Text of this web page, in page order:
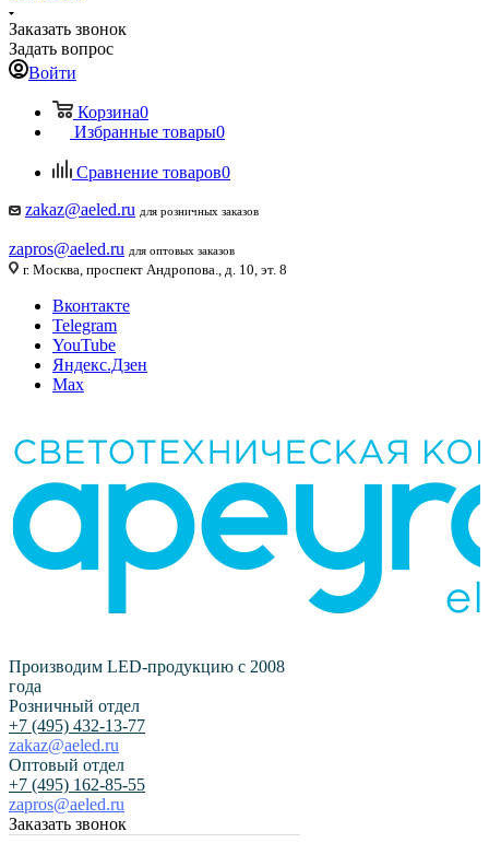
Заказать звонок
Задать вопрос
Войти
Корзина0
Избранные товары0
Сравнение товаров0
zakaz@aeled.ru для розничных заказов
zapros@aeled.ru для оптовых заказов
г. Москва, проспект Андропова., д. 10, эт. 8
Вконтакте
Telegram
YouTube
Яндекс.Дзен
Max
Производим LED-продукцию с 2008
года
Розничный отдел
+7 (495) 432-13-77
zakaz@aeled.ru
Оптовый отдел
+7 (495) 162-85-55
zapros@aeled.ru
Заказать звонок